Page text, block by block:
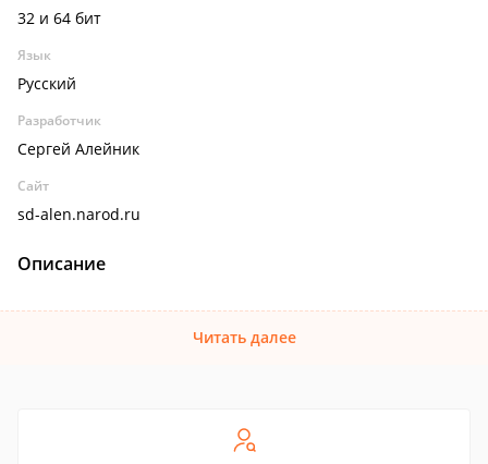
32 и 64 бит
Язык
Русский
Разработчик
Сергей Алейник
Сайт
sd-alen.narod.ru
Описание
Читать далее